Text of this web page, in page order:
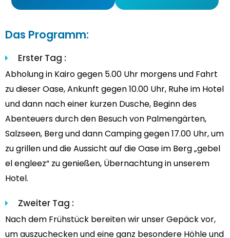
Das Programm:
Erster Tag :
Abholung in Kairo gegen 5.00 Uhr morgens und Fahrt
zu dieser Oase, Ankunft gegen 10.00 Uhr, Ruhe im Hotel
und dann nach einer kurzen Dusche, Beginn des
Abenteuers durch den Besuch von Palmengärten,
Salzseen, Berg und dann Camping gegen 17.00 Uhr, um
zu grillen und die Aussicht auf die Oase im Berg „gebel
el engleez“ zu genießen, Übernachtung in unserem
Hotel.
Zweiter Tag :
Nach dem Frühstück bereiten wir unser Gepäck vor,
um auszuchecken und eine ganz besondere Höhle und